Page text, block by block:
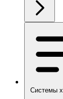
Системы